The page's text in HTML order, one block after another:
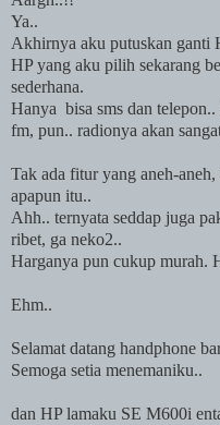
Ya..
Akhirnya aku putuskan ganti
HP yang aku pilih sekarang
sederhana.
Hanya bisa sms dan
fm, pun.. radionya akan
Tak ada fitur yang aneh-
apapun itu..
Ahh.. ternyata seddap juga
ribet, ga neko2..
Harganya pun cukup murah.
Ehm..
Selamat datang handphone
Semoga setia menemaniku..
dan HP lamaku SE M600i